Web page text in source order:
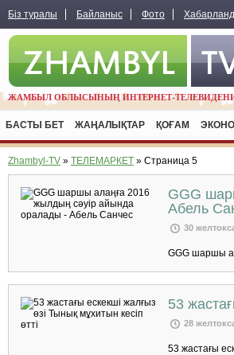
Біз туралы Байланыс Фото
ЖАМБЫЛ ОБЛЫСЫНЫҢ ИНТЕРНЕТ-
БАСТЫ БЕТ ЖАҢАЛЫҚТАР ҚОҒАМ
Zhambyl-TV » ТЕЛЕМАРКЕТ » Страница 5
GGG
Абель
30
GGG шаршы
53
28
53 жастағы